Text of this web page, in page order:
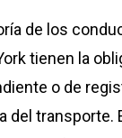
de los
tienen la
o de
del transporte.